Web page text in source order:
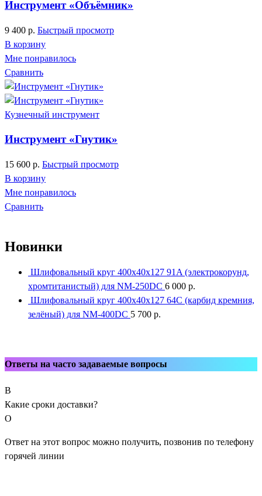
Инструмент «Объёмник»
9 400 р. Быстрый просмотр
В корзину
Мне понравилось
Сравнить
Кузнечный инструмент
Инструмент «Гнутик»
15 600 р. Быстрый просмотр
В корзину
Мне понравилось
Сравнить
Новинки
Шлифовальный круг 400x40x127 91A (электрокорунд,
хромтитанистый) для NM-250DC 6 000 р.
Шлифовальный круг 400x40x127 64С (карбид кремния,
зелёный) для NM-400DC 5 700 р.
Ответы на часто задаваемые вопросы
В
Какие сроки доставки?
О
Ответ на этот вопрос можно получить, позвонив по телефону
горячей линии